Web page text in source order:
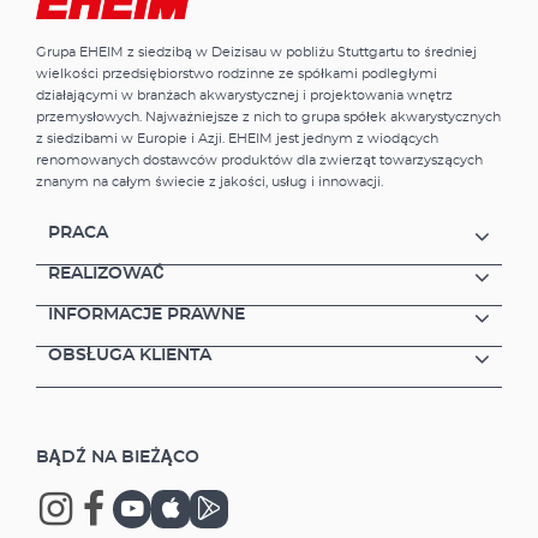
wielokrotnego użytku Złącze węża obrotowe
CO2, odporny na ciśnienie, 3m, ø 4/6 mm
Bezpieczny dyfuzor CO2 z licznikiem
pęcherzyków i zaworem zwrotnym do
skutecznego dozowania CO2 5 szt. testów
paskowych do analizowania początkowych
Zawór elektromagnetyczny CO2 (odcięcie
gwarancji
Grupa EHEIM z siedzibą w Deizisau w pobliżu Stuttgartu to średniej
wielkości przedsiębiorstwo rodzinne ze spółkami podległymi
działającymi w branżach akwarystycznej i projektowania wnętrz
przemysłowych. Najważniejsze z nich to grupa spółek akwarystycznych
z siedzibami w Europie i Azji. EHEIM jest jednym z wiodących
renomowanych dostawców produktów dla zwierząt towarzyszących
znanym na całym świecie z jakości, usług i innowacji.
PRACA
REALIZOWAĆ
INFORMACJE PRAWNE
OBSŁUGA KLIENTA
BĄDŹ NA BIEŻĄCO